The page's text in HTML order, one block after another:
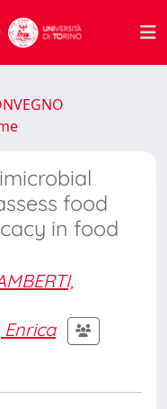
food
in food
Enrica